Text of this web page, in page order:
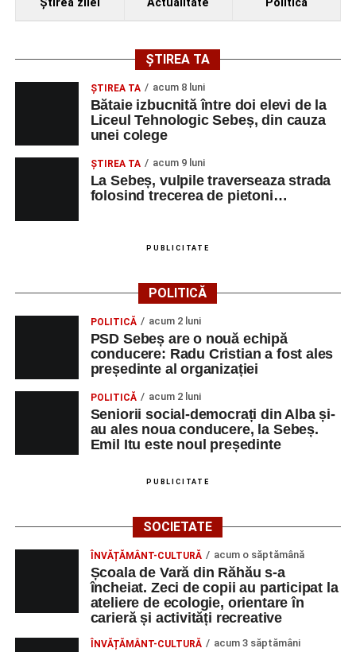
Ştirea zilei Actualitate Politică
ȘTIREA TA
ŞTIREA TA acum 8 luni
Bătaie izbucnită între doi elevi de la
Liceul Tehnologic Sebeș, din cauza
unei colege
ŞTIREA TA acum 9 luni
La Sebeș, vulpile traverseaza strada
folosind trecerea de pietoni…
PUBLICITATE
POLITICĂ
POLITICĂ acum 2 luni
PSD Sebeș are o nouă echipă
conducere: Radu Cristian a fost ales
președinte al organizației
POLITICĂ acum 2 luni
Seniorii social-democrați din Alba și-
au ales noua conducere, la Sebeș.
Emil Itu este noul președinte
PUBLICITATE
SOCIETATE
ÎNVĂȚĂMÂNT-CULTURĂ acum o săptămână
Școala de Vară din Răhău s-a
încheiat. Zeci de copii au participat la
ateliere de ecologie, orientare în
carieră și activități recreative
ÎNVĂȚĂMÂNT-CULTURĂ acum 3 săptămâni